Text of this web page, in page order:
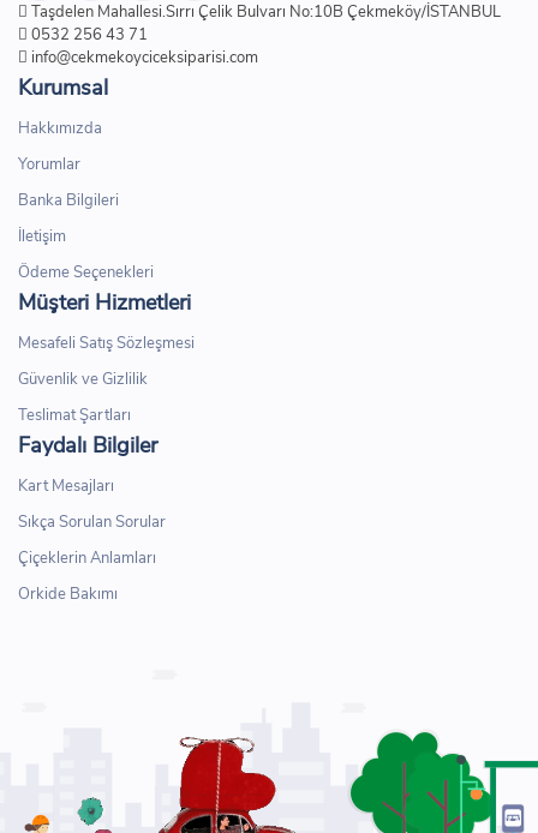
Taşdelen Mahallesi.Sırrı Çelik Bulvarı No:10B Çekmeköy/İSTANBUL
0532 256 43 71
info@cekmekoyciceksiparisi.com
Kurumsal
Hakkımızda
Yorumlar
Banka Bilgileri
İletişim
Ödeme Seçenekleri
Müşteri Hizmetleri
Mesafeli Satış Sözleşmesi
Güvenlik ve Gizlilik
Teslimat Şartları
Faydalı Bilgiler
Kart Mesajları
Sıkça Sorulan Sorular
Çiçeklerin Anlamları
Orkide Bakımı